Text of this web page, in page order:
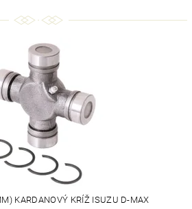
KARDANOVÝ KRÍŽ ISUZU D-MAX